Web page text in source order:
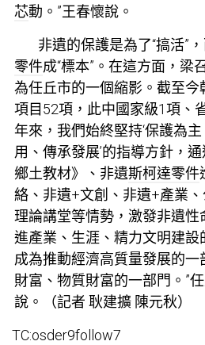
芯動。”王春懷說。
非遺的保護是為了“搞活”
零件成“標本”。在這方面，梁
為任丘市的一個縮影。截至今
項目52項，此中國家級1項、
年來，我們始終堅持‘保護為
用、傳承發展’的指導方針，
鄉土教材》、非遺斯柯達零件
絡、非遺+文創、非遺+產業
理論講堂等情勢，激發非遺性
進產業、生涯、精力文明建設
成為推動經濟高質量發展的
財富、物質財富的一部門。”
說。（記者 耿建擴 陳元秋）
TC:osder9follow7